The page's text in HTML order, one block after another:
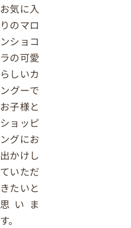
お気に入
りのマロ
ンショコ
ラの可愛
らしいカ
ングーで
お子様と
ショッピ
ングにお
出かけし
ていただ
きたいと
思いま
す。